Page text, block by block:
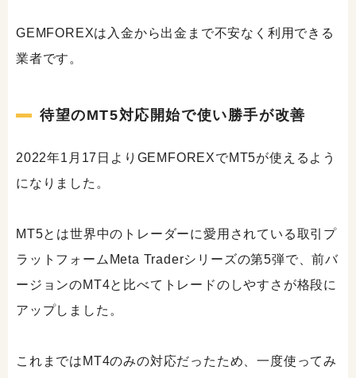
GEMFOREXは入金から出金まで不安なく利用できる
業者です。
待望のMT5対応開始で使い勝手が改善
2022年1月17日よりGEMFOREXでMT5が使えるよう
になりました。
MT5とは世界中のトレーダーに愛用されている取引プ
ラットフォームMeta Traderシリーズの第5弾で、前バ
ージョンのMT4と比べてトレードのしやすさが格段に
アップしました。
これまではMT4のみの対応だったため、一度使ってみ